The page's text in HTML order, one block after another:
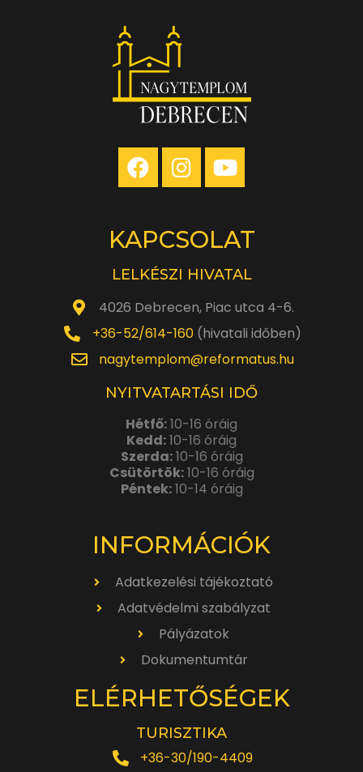
KAPCSOLAT
LELKÉSZI HIVATAL
4026 Debrecen, Piac utca 4-6.
+36-52/614-160(hivatali időben)
nagytemplom@reformatus.hu
NYITVATARTÁSI IDŐ
Hétfő:10-16 óráig
Kedd:10-16 óráig
Szerda:10-16 óráig
Csütörtök:10-16 óráig
Péntek:10-14 óráig
INFORMÁCIÓK
Adatkezelési tájékoztató
Adatvédelmi szabályzat
Pályázatok
Dokumentumtár
ELÉRHETŐSÉGEK
TURISZTIKA
+36-30/190-4409